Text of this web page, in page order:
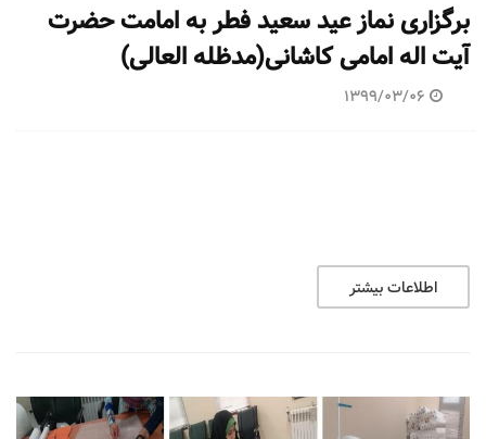
برگزاری نماز عید سعید فطر به امامت حضرت
آیت اله امامی کاشانی(مدظله العالی)
1399/03/06
اطلاعات بیشتر